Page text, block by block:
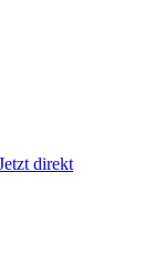
direkt